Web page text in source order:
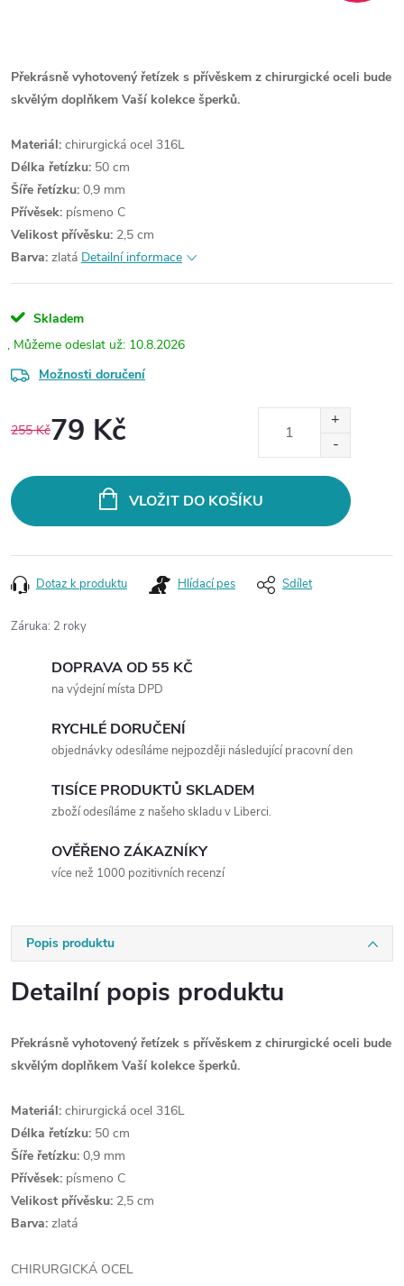
Překrásně vyhotovený řetízek s přívěskem z chirurgické oceli bude
skvělým doplňkem Vaší kolekce šperků.
Materiál: chirurgická ocel 316L
Délka řetízku: 50 cm
Šíře řetízku: 0,9 mm
Přívěsek: písmeno C
Velikost přívěsku: 2,5 cm
Barva: zlatá Detailní informace
Skladem
10.8.2026
Možnosti doručení
255 Kč79 Kč
VLOŽIT DO KOŠÍKU
Dotaz k produktu Hlídací pes Sdílet
Záruka: 2 roky
DOPRAVA OD 55 KČ
na výdejní místa DPD
RYCHLÉ DORUČENÍ
objednávky odesíláme nejpozději následující pracovní den
TISÍCE PRODUKTŮ SKLADEM
zboží odesíláme z našeho skladu v Liberci.
OVĚŘENO ZÁKAZNÍKY
více než 1000 pozitivních recenzí
Popis produktu
Detailní popis produktu
Překrásně vyhotovený řetízek s přívěskem z chirurgické oceli bude
skvělým doplňkem Vaší kolekce šperků.
Materiál: chirurgická ocel 316L
Délka řetízku: 50 cm
Šíře řetízku: 0,9 mm
Přívěsek: písmeno C
Velikost přívěsku: 2,5 cm
Barva: zlatá
CHIRURGICKÁ OCEL